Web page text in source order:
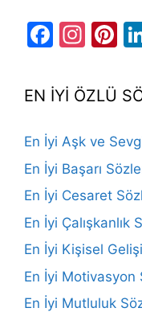
EN İYİ ÖZLÜ
En İyi Aşk ve
En İyi Başarı
En İyi Cesaret
En İyi Çalışkanlık
En İyi Kişisel
En İyi Motivasyon
En İyi Mutluluk